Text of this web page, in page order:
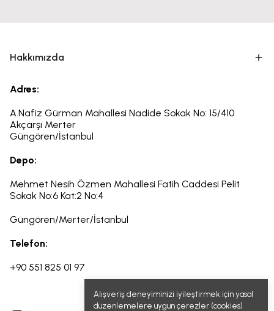
Alışveriş deneyiminizi iyileştirmek için yasal
düzenlemelere uygun çerezler (cookies)
Hakkımızda
Adres:
A.Nafiz Gürman Mahallesi Nadide Sokak No: 15/410
Akçarşı Merter
Güngören/İstanbul
Depo:
Mehmet Nesih Özmen Mahallesi Fatih Caddesi Pelit
Sokak No:6 Kat:2 No:4
Güngören/Merter/İstanbul
Telefon:
+90 551 825 01 97